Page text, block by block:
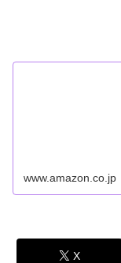
www.amazon.co.jp
X